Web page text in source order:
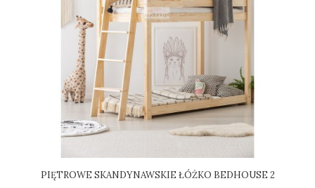
PIĘTROWE SKANDYNAWSKIE ŁÓŻKO BEDHOUSE 2